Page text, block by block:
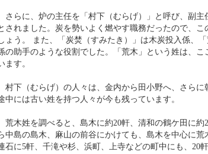
さらに、炉の主任を「村下（むらげ）」と呼び、副主
されました。炭を勢いよく燃やす職務だったので、
ょう。 また、「炭焚（すみたき）」は木炭投入係、
の助手のような役割でした。「荒木」という姓は、こ
ます。
村下（むらげ）の人々は、金内から田小野へ、さらに
中には古い姓を持つ人々が今も残っています。
荒木姓を調べると、島木に約20軒、清和の鶴ケ田に約
中島の島木、麻山の前谷にかけても、島木を中心に荒
石に5軒、千滝や杉、浜町、上寺などの町中にも、20